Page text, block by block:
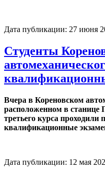
Дата публикации: 27 июня
Студенты
Вчера в Кореновском
расположенном в станице
третьего курса проходили
квалификационные
Дата публикации: 12 мая